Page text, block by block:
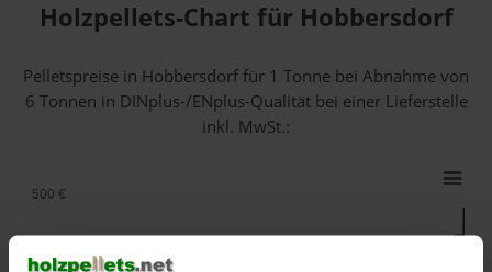
Holzpellets-Chart für Hobbersdorf
Pelletspreise in Hobbersdorf für 1 Tonne bei Abnahmevon
6 Tonnen in DINplus-/ENplus-Qualität bei einer Lieferstelle
inkl. MwSt.:
450 €
500 €